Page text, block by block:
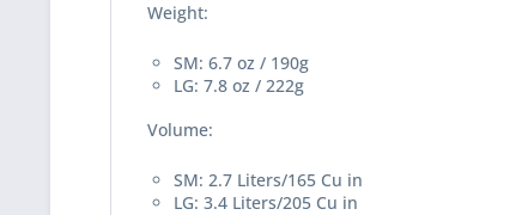
Weight:
SM: 6.7 oz / 190g
LG: 7.8 oz / 222g
Volume:
SM: 2.7 Liters/165 Cu in
LG: 3.4 Liters/205 Cu in